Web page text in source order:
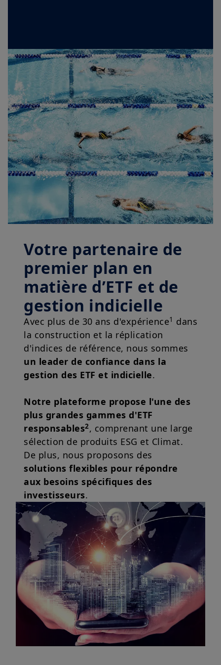
Votre partenaire de
premier plan en
matière d’ETF et de
gestion indicielle
Avec plus de 30 ans d'expérience1 dans
la construction et la réplication
d'indices de référence, nous sommes
un leader de confiance dans la
gestion des ETF et indicielle.
Notre plateforme propose l'une des
plus grandes gammes d'ETF
responsables2, comprenant une large
sélection de produits ESG et Climat.
De plus, nous proposons des
solutions flexibles pour répondre
aux besoins spécifiques des
investisseurs.